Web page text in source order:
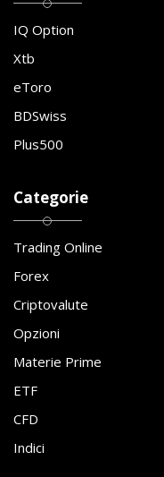
IQ Option
Xtb
eToro
BDSwiss
Plus500
Categorie
Trading Online
Forex
Criptovalute
Opzioni
Materie Prime
ETF
CFD
Indici